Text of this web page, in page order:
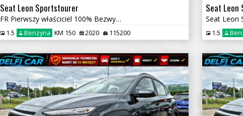
Seat Leon Sportstourer
FR Pierwszy właściciel 100% Bezwypadkowy Automat
1.5 Benzyna KM 150 2020 115200
Seat
1.5